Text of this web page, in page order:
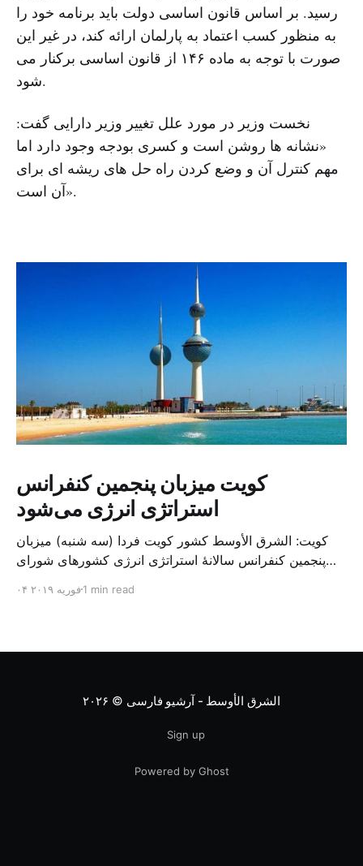
رسید. بر اساس قانون اساسی دولت باید برنامه خود را
به منظور کسب اعتماد به پارلمان ارائه کند، در غیر این
صورت با توجه به ماده ۱۴۶ از قانون اساسی برکنار می
شود.
نخست وزیر در مورد علل تغییر وزیر دارایی گفت:
«نشانه ها روشن است و کسری بودجه وجود دارد اما
مهم کنترل آن و وضع کردن راه حل های ریشه ای برای
آن است».
کویت میزبان پنجمین کنفرانس
استراتژی انرژی می‌شود
کویت: الشرق الأوسط کشور کویت فردا (سه شنبه) میزبان
پنجمین کنفرانس سالانهٔ استراتژی انرژی کشورهای شورای
متخصص از شرکت‌های جهانی نفت و گاز در این کنفرانس
۰۴ فوریه ۲۰۱۹1 min read
الشرق الأوسط - آرشیو فارسی © ۲۰۲۶
Sign up
Powered by Ghost